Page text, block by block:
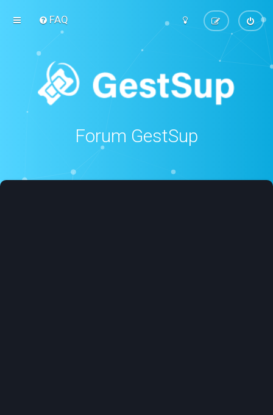
FAQ
Forum GestSup